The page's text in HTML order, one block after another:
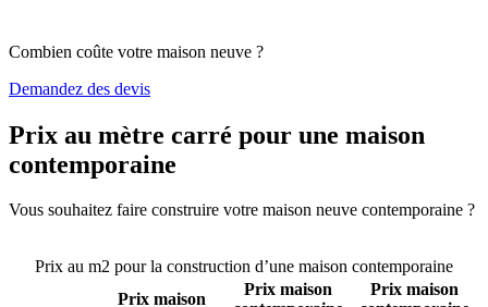
Combien coûte votre maison neuve ?
Demandez des devis
Prix au mètre carré pour une maison
contemporaine
Vous souhaitez faire construire votre maison neuve contemporaine ?
Prix au m2 pour la construction d’une maison contemporaine
Prix maison
Prix maison
Prix maison